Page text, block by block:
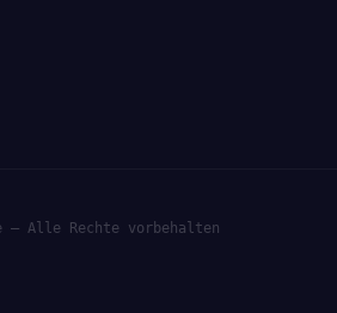
— Alle Rechte vorbehalten